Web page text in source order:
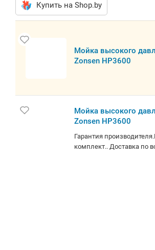
Купить на Shop.by
Мойка высокого
Zonsen HP3600
Мойка высокого
Zonsen HP3600
Гарантия
комплект.. Доставка по